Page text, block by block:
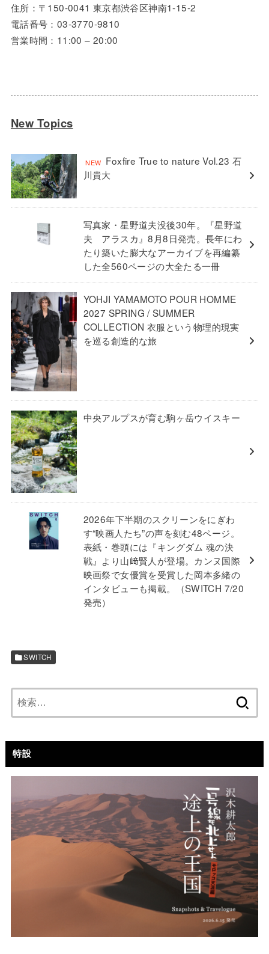
住所：〒150-0041 東京都渋谷区神南1-15-2
電話番号：03-3770-9810
営業時間：11:00 – 20:00
New Topics
Foxfire True to nature Vol.23 石
川貴大
写真家・星野道夫没後30年。『星野道
夫 アラスカ』8月8日発売。長年にわ
たり築いた膨大なアーカイブを再編纂
した全560ページの大全たる一冊
YOHJI YAMAMOTO POUR HOMME
2027 SPRING / SUMMER
COLLECTION 衣服という物理的現実
を巡る創造的な旅
中央アルプスが育む駒ヶ岳ウイスキー
2026年下半期のスクリーンをにぎわ
す“映画人たち”の声を刻む48ページ。
表紙・巻頭には『キングダム 魂の決
戦』より山﨑賢人が登場。カンヌ国際
映画祭で女優賞を受賞した岡本多緒の
インタビューも掲載。（SWITCH 7/20
発売）
SWITCH
特設